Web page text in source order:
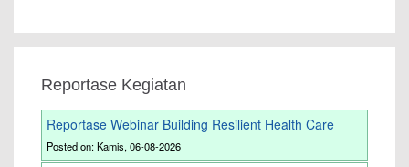
Reportase Kegiatan
Reportase Webinar Building Resilient Health Care
Posted on: Kamis, 06-08-2026